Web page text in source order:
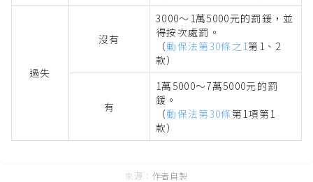
過失
沒有
3000～1萬5000元的罰鍰，並
得按次處罰。
（動保法第30條之1第1、2
款）
有
1萬5000～7萬5000元的罰
鍰。
（動保法第30條 第1項第1
款）
作者自製